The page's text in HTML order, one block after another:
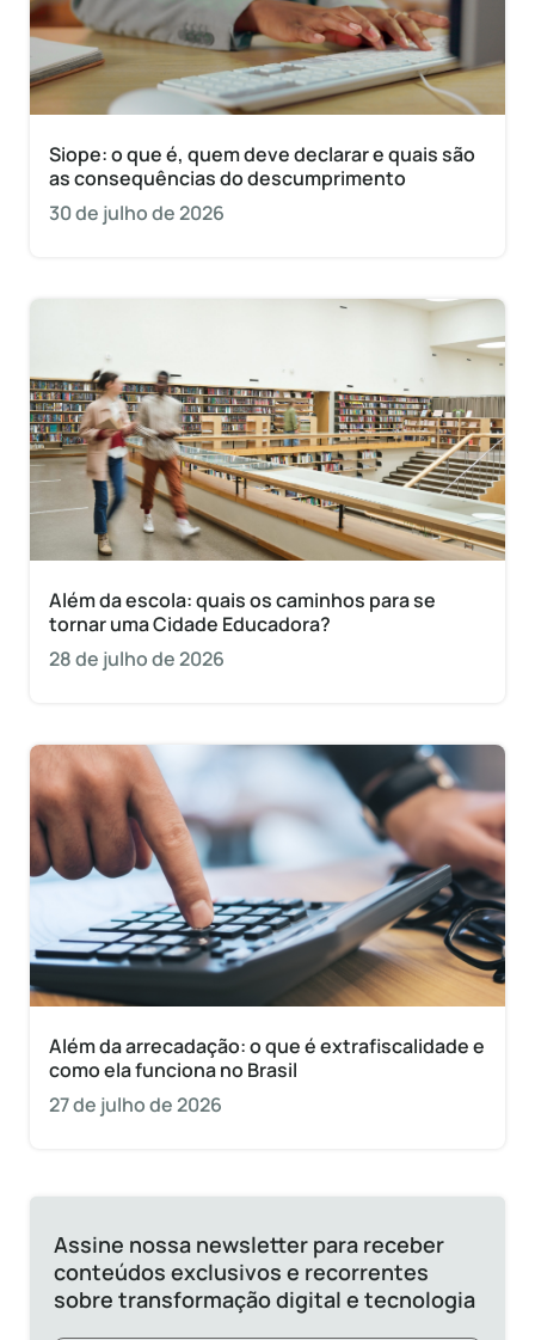
Siope: o que é, quem deve declarar e quais são
as consequências do descumprimento
30 de julho de 2026
Além da escola: quais os caminhos para se
tornar uma Cidade Educadora?
28 de julho de 2026
Além da arrecadação: o que é extrafiscalidade e
como ela funciona no Brasil
27 de julho de 2026
Assine nossa newsletter para receber
conteúdos exclusivos e recorrentes
sobre transformação digital e tecnologia